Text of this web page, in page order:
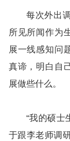
每次外出
所见所闻作为
展一线感知问
真谛，明白自
展做些什么。
“我的硕士
于跟李老师调